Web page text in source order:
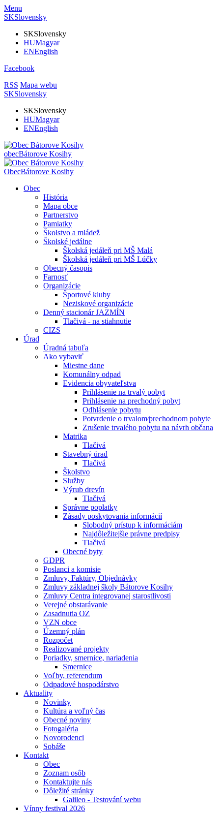
Menu
SKSlovensky
SKSlovensky
HUMagyar
ENEnglish
Facebook
RSS Mapa webu
SKSlovensky
SKSlovensky
HUMagyar
ENEnglish
obecBátorove Kosihy
ObecBátorove Kosihy
Obec
História
Mapa obce
Partnerstvo
Pamiatky
Školstvo a mládež
Školské jedálne
Školská jedáleň pri MŠ Malá
Školská jedáleň pri MŠ Lúčky
Obecný časopis
Farnosť
Organizácie
Športové kluby
Neziskové organizácie
Denný stacionár JAZMÍN
Tlačivá - na stiahnutie
CIZS
Úrad
Úradná tabuľa
Ako vybaviť
Miestne dane
Komunálny odpad
Evidencia obyvateľstva
Prihlásenie na trvalý pobyt
Prihlásenie na prechodný pobyt
Odhlásenie pobytu
Potvrdenie o trvalom⁄prechodnom pobyte
Zrušenie trvalého pobytu na návrh občana
Matrika
Tlačivá
Stavebný úrad
Tlačivá
Školstvo
Služby
Výrub drevín
Tlačivá
Správne poplatky
Zásady poskytovania informácií
Slobodný prístup k informáciám
Najdôležitejšie právne predpisy
Tlačivá
Obecné byty
GDPR
Poslanci a komisie
Zmluvy, Faktúry, Objednávky
Zmluvy základnej školy Bátorove Kosihy
Zmluvy Centra integrovanej starostlivosti
Verejné obstarávanie
Zasadnutia OZ
VZN obce
Územný plán
Rozpočet
Realizované projekty
Poriadky, smernice, nariadenia
Smernice
Voľby, referendum
Odpadové hospodárstvo
Aktuality
Novinky
Kultúra a voľný čas
Obecné noviny
Fotogaléria
Novorodenci
Sobáše
Kontakt
Obec
Zoznam osôb
Kontaktujte nás
Dôležité stránky
Galileo - Testování webu
Vínny festival 2026